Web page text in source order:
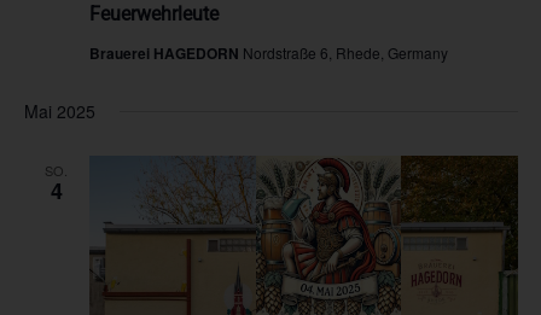
Feuerwehrleute
Brauerei HAGEDORN Nordstraße 6, Rhede, Germany
Mai 2025
SO.
4